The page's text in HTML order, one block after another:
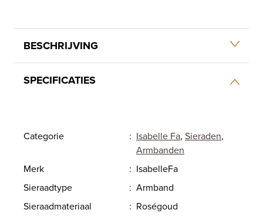
BESCHRIJVING
SPECIFICATIES
Categorie : Isabelle Fa, Sieraden,
Armbanden
Merk
: IsabelleFa
Sieraadtype
: Armband
Sieraadmateriaal
: Roségoud